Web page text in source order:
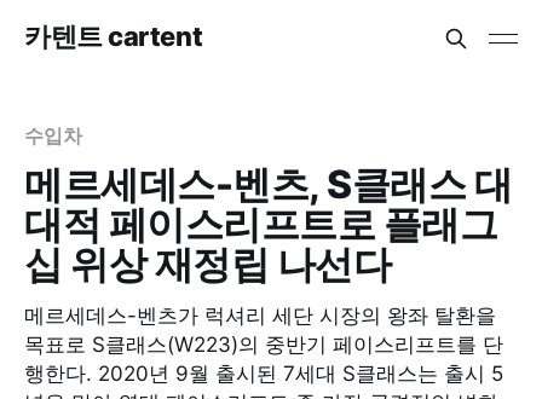
카텐트 cartent
수입차
메르세데스-벤츠, S클래스 대
대적 페이스리프트로 플래그
십 위상 재정립 나선다
메르세데스-벤츠가 럭셔리 세단 시장의 왕좌 탈환을
목표로 S클래스(W223)의 중반기 페이스리프트를 단
행한다. 2020년 9월 출시된 7세대 S클래스는 출시 5